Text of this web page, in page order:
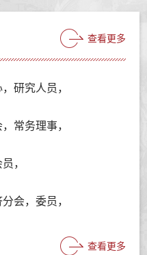
查看更多
研究人员，
常务理事，
，
会，委员，
查看更多